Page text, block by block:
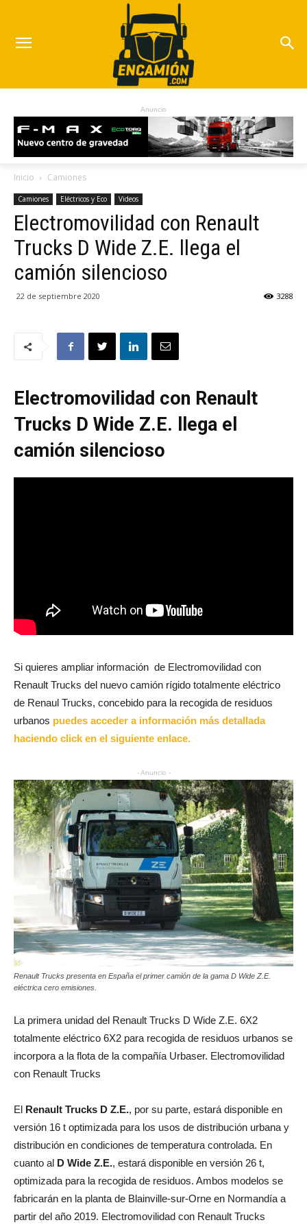
Anuncio
Inicio Camiones
Camiones Eléctricos y Eco Videos
Electromovilidad con Renault
Trucks D Wide Z.E. llega el
camión silencioso
22 de septiembre 2020 3288
Electromovilidad con Renault
Trucks D Wide Z.E. llega el
camión silencioso
Si quieres ampliar información de Electromovilidad con
Renault Trucks del nuevo camión rígido totalmente eléctrico
de Renaul Trucks, concebido para la recogida de residuos
urbanos puedes acceder a información más detallada
haciendo click en el siguiente enlace.
- Anuncio -
Renault Trucks presenta en España el primer camión de la gama D Wide Z.E.
eléctrica cero emisiones.
La primera unidad del Renault Trucks D Wide Z.E. 6X2
totalmente eléctrico 6X2 para recogida de residuos urbanos se
incorpora a la flota de la compañía Urbaser. Electromovilidad
con Renault Trucks
El Renault Trucks D Z.E., por su parte, estará disponible en
versión 16 t optimizada para los usos de distribución urbana y
distribución en condiciones de temperatura controlada. En
cuanto al D Wide Z.E., estará disponible en versión 26 t,
optimizada para la recogida de residuos. Ambos modelos se
fabricarán en la planta de Blainville-sur-Orne en Normandía a
partir del año 2019. Electromovilidad con Renault Trucks